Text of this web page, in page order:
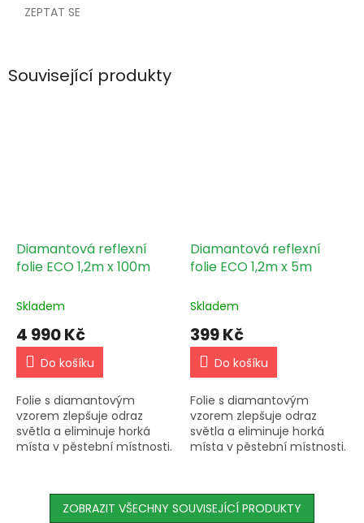
ZEPTAT SE
Související produkty
Diamantová reflexní
folie ECO 1,2m x 100m
Skladem
4 990 Kč
Do košíku
Folie s diamantovým
vzorem zlepšuje odraz
světla a eliminuje horká
místa v pěstební místnosti.
po 10m, možnost zaslání až
Diamantová reflexní
folie ECO 1,2m x 5m
Skladem
399 Kč
Do košíku
Folie s diamantovým
vzorem zlepšuje odraz
světla a eliminuje horká
místa v pěstební místnosti.
po 10m, možnost zaslání až
30m.
ZOBRAZIT VŠECHNY SOUVISEJÍCÍ PRODUKTY